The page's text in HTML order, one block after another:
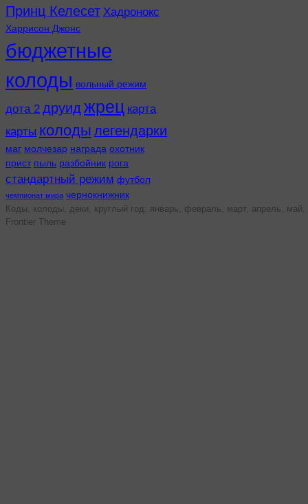
Принц Келесет Хадронокс
Харрисон Джонс
бюджетные
колоды вольный режим
дота 2 друид жрец карта
карты колоды легендарки
маг молчезар награда охотник
прист пыль разбойник рога
стандартный режим футбол
чемпионат мира чернокнижник
Коды, колоды, деки, круглый год: январь, февраль, март, апрель,
Frontier Theme